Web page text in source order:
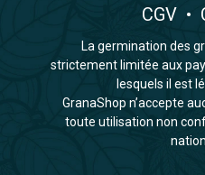
CGV•
La germination des
strictement limitée aux
lesquels il est
GranaShop n’accepte
toute utilisation non